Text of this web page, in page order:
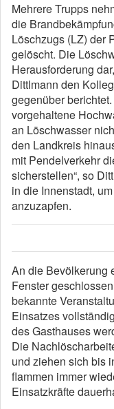
Mehrere Trupps
die
Löschzugs (LZ) der
gelöscht. Die
Herausforderung
Dittlmann den
gegenüber
vorgehaltene
an Löschwasser
den Landkreis
mit Pendelverkehr
sicherstellen“, so
in die Innenstadt,
anzuzapfen.
An die Bevölkerung
Fenster
bekannte
Einsatzes
des Gasthauses
Die
und ziehen sich bis
flammen immer
Einsatzkräfte